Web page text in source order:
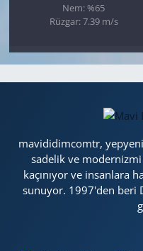
Nem: %65
Rüzgar: 7.39 m/s
mavididimcomtr,
sadelik ve
kaçınıyor ve insanlara
sunuyor. 1997'den beri